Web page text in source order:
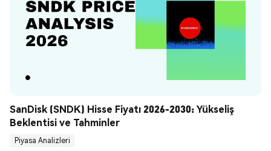
SanDisk (SNDK) Hisse Fiyatı 2026-2030: Yükseliş
Beklentisi ve Tahminler
Piyasa Analizleri